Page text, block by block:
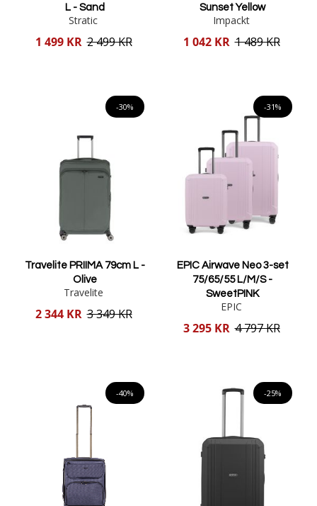
L - Sand
Stratic
Reducerat
1 499 KR 2 499 KR
Sunset Yellow
Impackt
Reducerat
1 042 KR 1 489 KR
-30%
Travelite PRIIMA 79cm L -
Olive
Travelite
Reducerat
2 344 KR 3 349 KR
-31%
EPIC Airwave Neo 3-set
75/65/55 L/M/S -
SweetPINK
EPIC
Reducerat
3 295 KR 4 797 KR
-40% -25%